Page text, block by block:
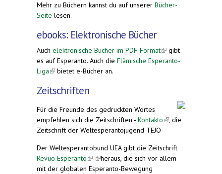
Mehr zu Büchern kannst du auf unserer Bücher-
Seite lesen.
ebooks: Elektronische Bücher
Auch elektronische Bücher im PDF-Format(link is
external)
gibt
es auf Esperanto. Auch die Flämische Esperanto-
Liga(link is external)
bietet e-Bücher an.
Zeitschriften
Für die Freunde des gedruckten Wortes
empfehlen sich die Zeitschriften - Kontakto(link is
, die
Zeitschrift der Weltesperantojugend TEJO
Der Weltesperantobund UEA gibt die Zeitschrift
Revuo Esperanto(link is external)
(link is external)
heraus, die sich vor allem
mit der globalen Esperanto-Bewegung